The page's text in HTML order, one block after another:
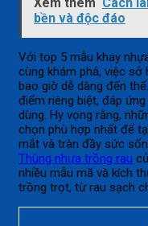
bền và độc đáo
Với top 5 mẫu khay
cùng khám phá, việc
bao giờ dễ dàng đến
điểm riêng biệt, đáp
dùng. Hy vọng rằng,
chọn phù hợp nhất để
mắt và tràn đầy sức
Thùng nhựa trồng rau
nhiều mẫu mã và kích
trồng trọt, từ rau sạch